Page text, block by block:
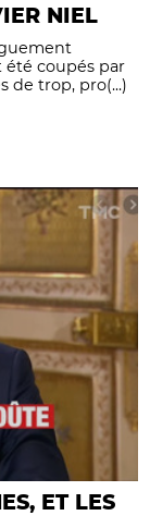
NIEL
été coupés par
de trop, pro(...)
ET LES